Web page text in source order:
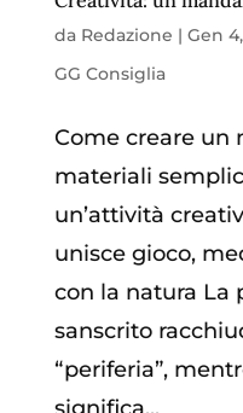
da Redazione | Gen
GG Consiglia
Come creare un
materiali
un’attività
unisce gioco,
con la natura La
sanscrito
“periferia”,